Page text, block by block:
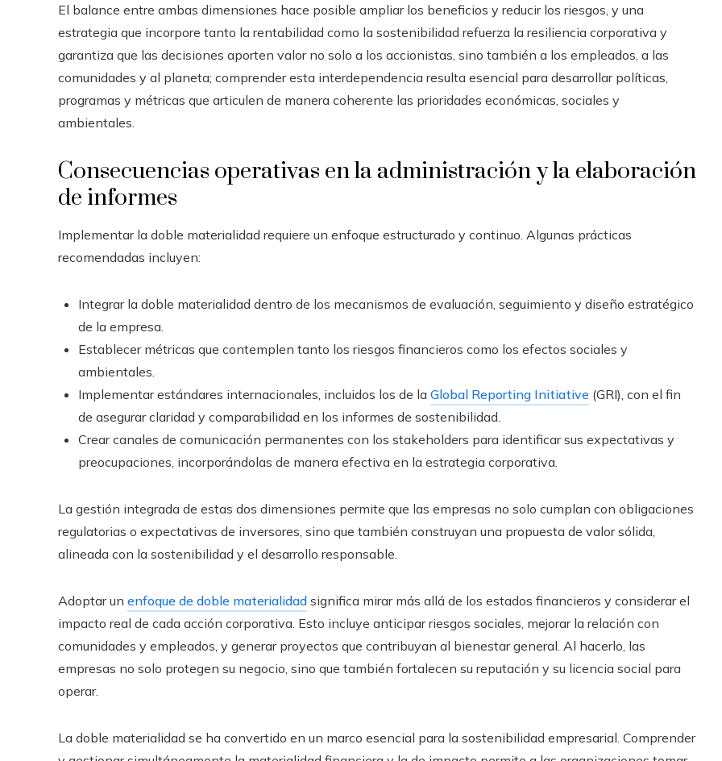
El balance entre ambas dimensiones hace posible ampliar los beneficios y reducir los riesgos, y una
estrategia que incorpore tanto la rentabilidad como la sostenibilidad refuerza la resiliencia corporativa y
garantiza que las decisiones aporten valor no solo a los accionistas, sino también a los empleados, a las
comunidades y al planeta; comprender esta interdependencia resulta esencial para desarrollar políticas,
programas y métricas que articulen de manera coherente las prioridades económicas, sociales y
ambientales.
Consecuencias operativas en la administración y la elaboración
de informes
Implementar la doble materialidad requiere un enfoque estructurado y continuo. Algunas prácticas
recomendadas incluyen:
Integrar la doble materialidad dentro de los mecanismos de evaluación, seguimiento y diseño estratégico
de la empresa.
Establecer métricas que contemplen tanto los riesgos financieros como los efectos sociales y
ambientales.
Implementar estándares internacionales, incluidos los de la Global Reporting Initiative (GRI), con el fin
de asegurar claridad y comparabilidad en los informes de sostenibilidad.
Crear canales de comunicación permanentes con los stakeholders para identificar sus expectativas y
preocupaciones, incorporándolas de manera efectiva en la estrategia corporativa.
La gestión integrada de estas dos dimensiones permite que las empresas no solo cumplan con obligaciones
regulatorias o expectativas de inversores, sino que también construyan una propuesta de valor sólida,
alineada con la sostenibilidad y el desarrollo responsable.
Adoptar un enfoque de doble materialidad significa mirar más allá de los estados financieros y considerar el
impacto real de cada acción corporativa. Esto incluye anticipar riesgos sociales, mejorar la relación con
comunidades y empleados, y generar proyectos que contribuyan al bienestar general. Al hacerlo, las
empresas no solo protegen su negocio, sino que también fortalecen su reputación y su licencia social para
operar.
La doble materialidad se ha convertido en un marco esencial para la sostenibilidad empresarial. Comprender